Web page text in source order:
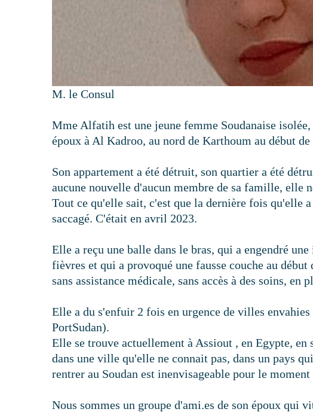
M. le Consul
Mme Alfatih est une jeune femme Soudanaise
époux à Al Kadroo, au nord de Karthoum au début de
Son appartement a été détruit, son quartier a été
aucune nouvelle d'aucun membre de sa famille, elle
Tout ce qu'elle sait, c'est que la dernière fois qu'elle
saccagé. C'était en avril 2023.
Elle a reçu une balle dans le bras, qui a engendré
fièvres et qui a provoqué une fausse couche au
sans assistance médicale, sans accès à des soins, en
Elle a du s'enfuir 2 fois en urgence de villes
PortSudan).
Elle se trouve actuellement à Assiout , en Egypte,
dans une ville qu'elle ne connait pas, dans un pays
rentrer au Soudan est inenvisageable pour le
Nous sommes un groupe d'ami.es de son époux qui